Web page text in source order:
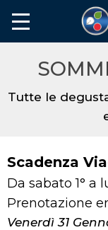
Tutte le
Scadenza
Da sabato 1° a
Prenotazione
Venerdì 31